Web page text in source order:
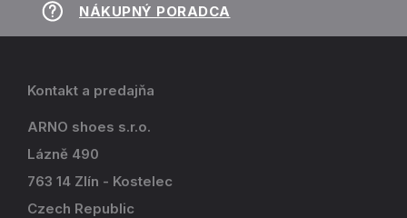
NÁKUPNÝ PORADCA
Kontakt a predajňa
ARNO shoes s.r.o.
Lázně 490
763 14 Zlín - Kostelec
Czech Republic